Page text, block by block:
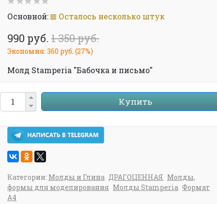
Основной: Осталось несколько штук
990 руб. 1 350 руб.
Экономия: 360 руб. (27%)
Молд Stamperia "Бабочка и письмо"
Купить
Категории: Молды и Глина ДРАГОЦЕННАЯ Молды,
формы для моделирования Молды Stamperia Формат
А4